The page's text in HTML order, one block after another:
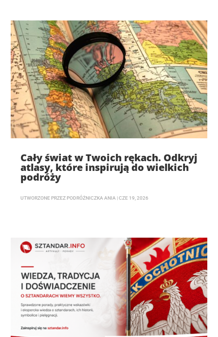
Cały świat w Twoich rękach. Odkryj
atlasy, które inspirują do wielkich
podróży
UTWORZONE PRZEZ PODRÓŻNICZKA ANIA |CZE 19, 2026